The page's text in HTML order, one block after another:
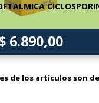
6.890,00
de los artículos son